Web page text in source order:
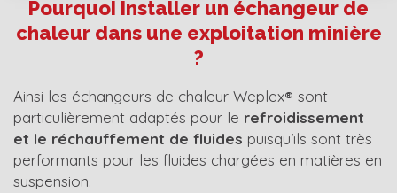
Pourquoi installer un échangeur de
chaleur dans une exploitation minière
?
Ainsi les échangeurs de chaleur Weplex® sont
particulièrement adaptés pour le refroidissement
et le réchauffement de fluides puisqu’ils sont très
performants pour les fluides chargées en matières en
suspension.